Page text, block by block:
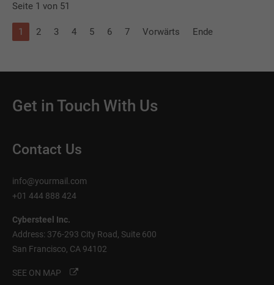
Seite 1 von 51
1 2 3 4 5 6 7 Vorwärts Ende
Get in Touch With Us
Contact Us
info@yourmail.com
+01 444 888 424
Cybersteel Inc.
Address: 376-293 City Road, Suite 600
San Francisco, CA 94102
SEE ON MAP